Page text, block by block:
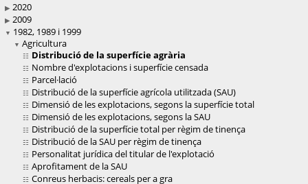
2020
2009
1982, 1989 i 1999
Agricultura
Distribució de la superfície agrària
Nombre d'explotacions i superfície censada
Parcel·lació
Distribució de la superfície agrícola utilitzada (SAU)
Dimensió de les explotacions, segons la superfície total
Dimensió de les explotacions, segons la SAU
Distribució de la superfície total per règim de tinença
Distribució de la SAU per règim de tinença
Personalitat jurídica del titular de l'explotació
Aprofitament de la SAU
Conreus herbacis: cereals per a gra